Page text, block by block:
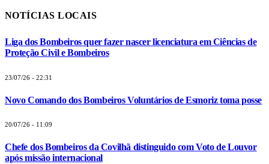
NOTÍCIAS LOCAIS
Liga dos Bombeiros quer fazer nascer licenciatura em Ciências de
Proteção Civil e Bombeiros
23/07/26 - 22:31
Novo Comando dos Bombeiros Voluntários de Esmoriz toma posse
20/07/26 - 11:09
Chefe dos Bombeiros da Covilhã distinguido com Voto de Louvor
após missão internacional